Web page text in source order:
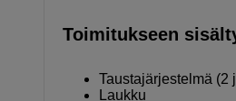
Toimitukseen
Taustajärjestelmä (2
Laukku